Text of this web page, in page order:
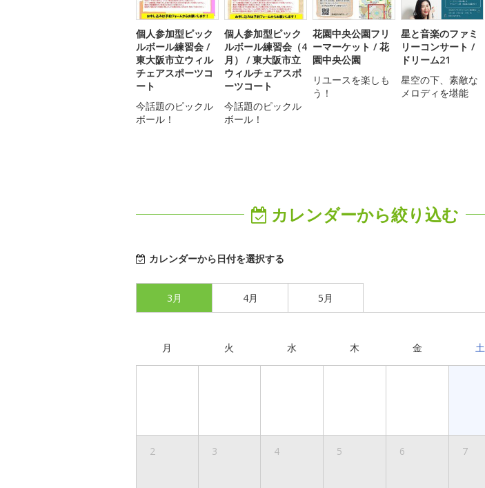
個人参加型ピック
ルボール練習会 /
東大阪市立ウィル
チェアスポーツコ
ート
今話題のピックル
ボール！
個人参加型ピック
ルボール練習会（4
月） / 東大阪市立
ウィルチェアスポ
ーツコート
今話題のピックル
ボール！
花園中央公園フリ
ーマーケット / 花
園中央公園
リユースを楽しも
う！
星と音楽のファミ
リーコンサート /
ドリーム21
星空の下、素敵な
メロディを堪能
カレンダーから絞り込む
カレンダーから日付を選択する
3月 4月 5月
月 火 水 木 金 土
2 3 4 5 6 7